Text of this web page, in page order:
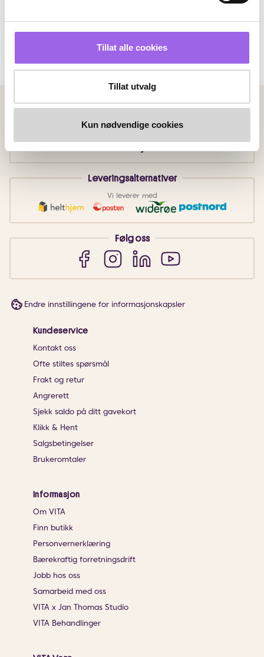
Tillat alle cookies
Tillat utvalg
Kun nødvendige cookies
Betalingsmetoder
FakturaVippsKortbetaling
Leveringsalternativer
Vi leverer med
Følg oss
Endre innstillingene for informasjonskapsler
Kundeservice
Kontakt oss
Ofte stiltes spørsmål
Frakt og retur
Angrerett
Sjekk saldo på ditt gavekort
Klikk & Hent
Salgsbetingelser
Brukeromtaler
Informasjon
Om VITA
Finn butikk
Personvernerklæring
Bærekraftig forretningsdrift
Jobb hos oss
Samarbeid med oss
VITA x Jan Thomas Studio
VITA Behandlinger